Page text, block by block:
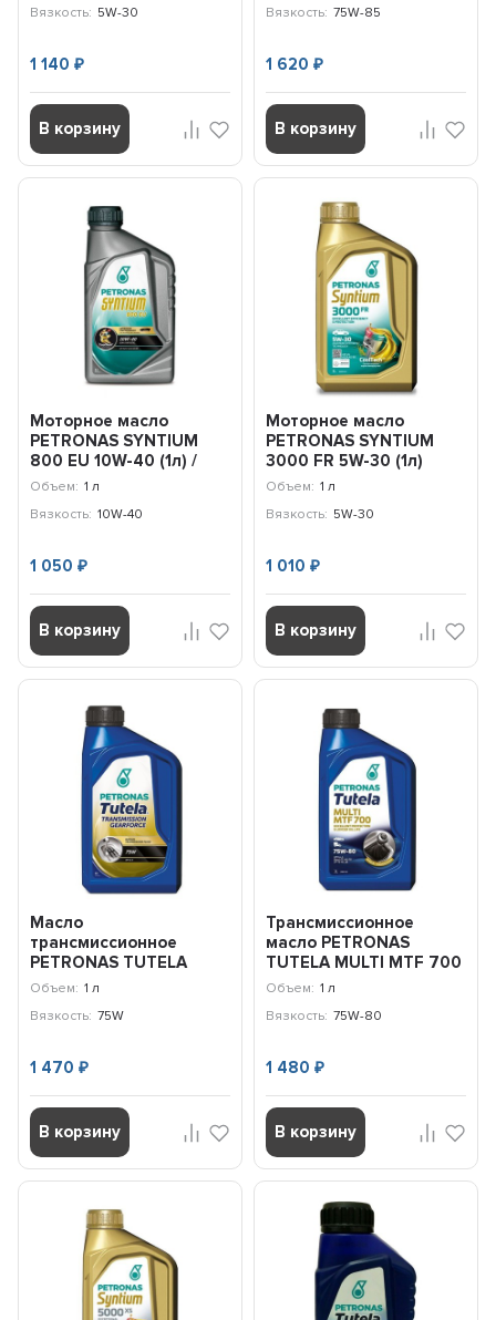
Вязкость: 5W-30
1 140₽
В корзину
Вязкость: 75W-85
1 620 ₽
В корзину
Моторное масло
PETRONAS SYNTIUM
800 EU 10W-40 (1л) /
70271E18EU
Объем: 1 л
Вязкость: 10W-40
1 050₽
В корзину
Моторное масло
PETRONAS SYNTIUM
3000 FR 5W-30 (1л)
Ford, Renault /
Объем: 1 л
Вязкость: 5W-30
1 010 ₽
В корзину
Масло
трансмиссионное
PETRONAS TUTELA
GEARFORCE 75W (1л)
Объем: 1 л
Вязкость: 75W
1 470₽
В корзину
Трансмиссионное
масло PETRONAS
TUTELA MULTI MTF 700
75W-80 (1л)
Объем: 1 л
Вязкость: 75W-80
1 480 ₽
В корзину